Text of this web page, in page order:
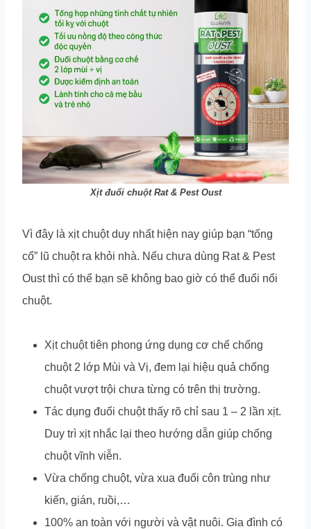
Xịt đuổi chuột Rat & Pest Oust
Vì đây là xịt chuột duy nhất hiện nay giúp bạn “tống
cổ” lũ chuột ra khỏi nhà. Nếu chưa dùng Rat & Pest
Oust thì có thể bạn sẽ không bao giờ có thể đuổi nổi
chuột.
Xịt chuột tiên phong ứng dụng cơ chế chống
chuột 2 lớp Mùi và Vị, đem lại hiệu quả chống
chuột vượt trội chưa từng có trên thị trường.
Tác dụng đuổi chuột thấy rõ chỉ sau 1 – 2 lần xịt.
Duy trì xịt nhắc lại theo hướng dẫn giúp chống
chuột vĩnh viễn.
Vừa chống chuột, vừa xua đuổi côn trùng như
kiến, gián, ruồi,…
100% an toàn với người và vật nuôi. Gia đình có